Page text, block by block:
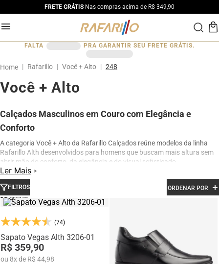
FRETE GRÁTIS Nas compras acima de R$ 349,90
FALTA PRA GARANTIR SEU FRETE GRÁTIS.
Rafarillo Você + Alto 248
Você + Alto
Calçados Masculinos em Couro com Elegância e
Conforto
A categoria Você + Alto da Rafarillo Calçados reúne modelos da linha
Rafarillo Alth desenvolvidos para homens que buscam mais altura sem
abrir mão do conforto, da elegância e do visual sofisticado.
Os calçados contam com elevação interna de até 7 cm, proporcionando
aumento de altura de forma discreta e natural. Produzidos em couro
legítimo e com acabamento premium, os modelos oferecem excelente
conforto para uso diário, além de design moderno para ocasiões sociais,
Na categoria Você + Alto, você encontra sapatos sociais, casuais,
mocassins e sapatênis com tecnologia de elevação interna,
desenvolvidos para garantir mais confiança, postura e estilo em
qualquer momento do dia.
Ler Mais
FILTROS ORDENAR POR
15
(74)
Sapato Vegas Alth 3206-01
R$ 359,90
ou 8xde R$ 44,98